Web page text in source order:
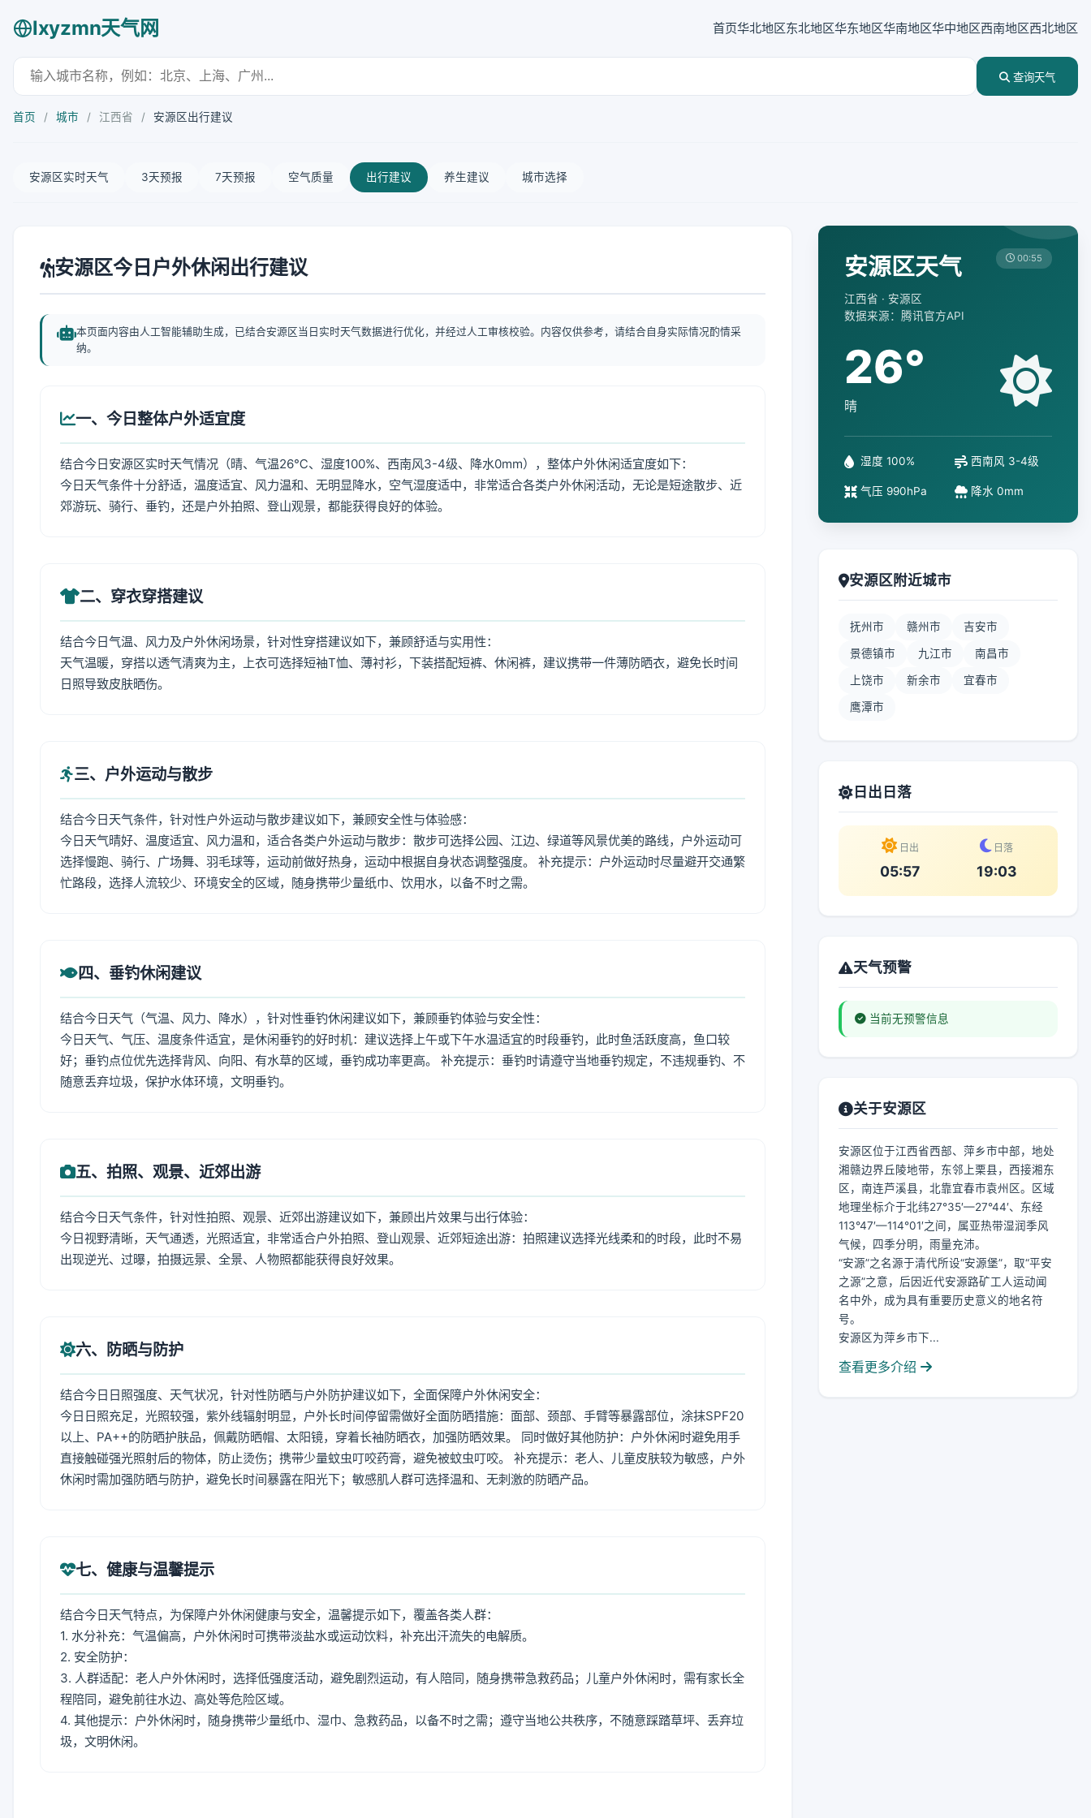
lxyzmn天气网 首页华北地区东北地区华东地区华南地区华中地区西南地区西北地区
查询天气
首页 / 城市 / 江西省 / 安源区出行建议
安源区实时天气 3天预报 7天预报 空气质量 出行建议 养生建议 城市选择
安源区今日户外休闲出行建议
本页面内容由人工智能辅助生成，已结合安源区当日实时天气数据进行优化，并经过人工审核校验。内容仅供参考，请结合自身实际情况酌情采
纳。
一、今日整体户外适宜度
结合今日安源区实时天气情况（晴、气温26℃、湿度100%、西南风3-4级、降水0mm），整体户外休闲适宜度如下：
今日天气条件十分舒适，温度适宜、风力温和、无明显降水，空气湿度适中，非常适合各类户外休闲活动，无论是短途散步、近
郊游玩、骑行、垂钓，还是户外拍照、登山观景，都能获得良好的体验。
二、穿衣穿搭建议
结合今日气温、风力及户外休闲场景，针对性穿搭建议如下，兼顾舒适与实用性：
天气温暖，穿搭以透气清爽为主，上衣可选择短袖T恤、薄衬衫，下装搭配短裤、休闲裤，建议携带一件薄防晒衣，避免长时间
日照导致皮肤晒伤。
三、户外运动与散步
结合今日天气条件，针对性户外运动与散步建议如下，兼顾安全性与体验感：
今日天气晴好、温度适宜、风力温和，适合各类户外运动与散步：散步可选择公园、江边、绿道等风景优美的路线，户外运动可
选择慢跑、骑行、广场舞、羽毛球等，运动前做好热身，运动中根据自身状态调整强度。 补充提示：户外运动时尽量避开交通繁
忙路段，选择人流较少、环境安全的区域，随身携带少量纸巾、饮用水，以备不时之需。
四、垂钓休闲建议
结合今日天气（气温、风力、降水），针对性垂钓休闲建议如下，兼顾垂钓体验与安全性：
今日天气、气压、温度条件适宜，是休闲垂钓的好时机：建议选择上午或下午水温适宜的时段垂钓，此时鱼活跃度高，鱼口较
好；垂钓点位优先选择背风、向阳、有水草的区域，垂钓成功率更高。 补充提示：垂钓时请遵守当地垂钓规定，不违规垂钓、不
随意丢弃垃圾，保护水体环境，文明垂钓。
五、拍照、观景、近郊出游
结合今日天气条件，针对性拍照、观景、近郊出游建议如下，兼顾出片效果与出行体验：
今日视野清晰，天气通透，光照适宜，非常适合户外拍照、登山观景、近郊短途出游：拍照建议选择光线柔和的时段，此时不易
出现逆光、过曝，拍摄远景、全景、人物照都能获得良好效果。
六、防晒与防护
结合今日日照强度、天气状况，针对性防晒与户外防护建议如下，全面保障户外休闲安全：
今日日照充足，光照较强，紫外线辐射明显，户外长时间停留需做好全面防晒措施：面部、颈部、手臂等暴露部位，涂抹SPF20
以上、PA++的防晒护肤品，佩戴防晒帽、太阳镜，穿着长袖防晒衣，加强防晒效果。 同时做好其他防护：户外休闲时避免用手
直接触碰强光照射后的物体，防止烫伤；携带少量蚊虫叮咬药膏，避免被蚊虫叮咬。 补充提示：老人、儿童皮肤较为敏感，户外
休闲时需加强防晒与防护，避免长时间暴露在阳光下；敏感肌人群可选择温和、无刺激的防晒产品。
七、健康与温馨提示
结合今日天气特点，为保障户外休闲健康与安全，温馨提示如下，覆盖各类人群：
1. 水分补充：气温偏高，户外休闲时可携带淡盐水或运动饮料，补充出汗流失的电解质。
2. 安全防护：
3. 人群适配：老人户外休闲时，选择低强度活动，避免剧烈运动，有人陪同，随身携带急救药品；儿童户外休闲时，需有家长全
程陪同，避免前往水边、高处等危险区域。
4. 其他提示：户外休闲时，随身携带少量纸巾、湿巾、急救药品，以备不时之需；遵守当地公共秩序，不随意踩踏草坪、丢弃垃
圾，文明休闲。
安源区天气
江西省 · 安源区
数据来源：腾讯官方API
00:55
26°
晴
湿度 100% 西南风 3-4级
气压 990hPa 降水 0mm
安源区附近城市
抚州市 赣州市 吉安市
景德镇市 九江市 南昌市
上饶市 新余市 宜春市
鹰潭市
日出日落
日出
05:57
日落
19:03
天气预警
当前无预警信息
关于安源区
安源区位于江西省西部、萍乡市中部，地处
湘赣边界丘陵地带，东邻上栗县，西接湘东
区，南连芦溪县，北靠宜春市袁州区。区域
地理坐标介于北纬27°35′—27°44′、东经
113°47′—114°01′之间，属亚热带湿润季风
气候，四季分明，雨量充沛。
“安源”之名源于清代所设“安源堡”，取“平安
之源”之意，后因近代安源路矿工人运动闻
名中外，成为具有重要历史意义的地名符
号。
安源区为萍乡市下...
查看更多介绍